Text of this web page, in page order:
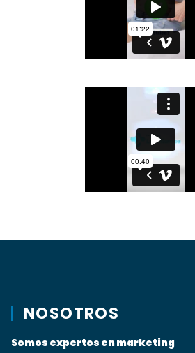
NOSOTROS
Somos expertos en marketing